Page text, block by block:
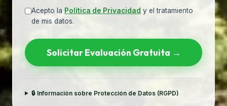
Acepto la Política de Privacidad y el tratamiento
de mis datos.
Solicitar Evaluación Gratuita →
🔒 Información sobre Protección de Datos (RGPD)